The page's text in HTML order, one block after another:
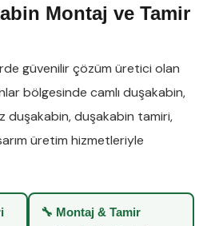
Montaj ve Tamir
güvenilir çözüm üretici olan
bölgesinde camlı duşakabin,
duşakabin,duşakabin tamiri,
üretim hizmetleriyle
🔧 Montaj & Tamir